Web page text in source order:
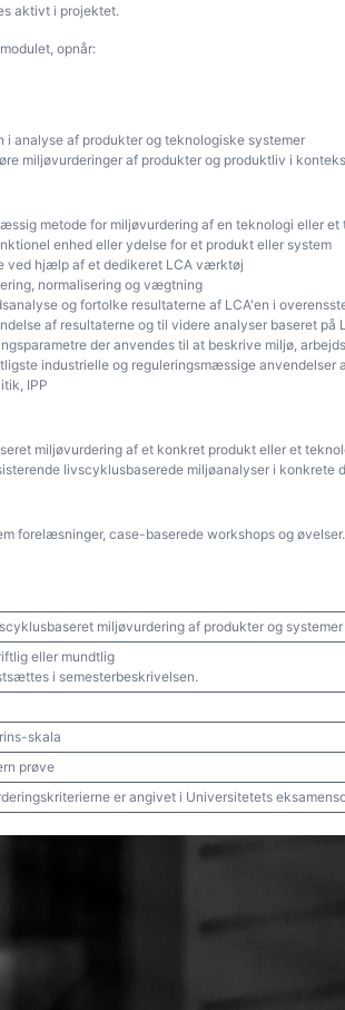
aktivt i projektet.
opnår:
i analyse af produkter og teknologiske systemer
miljøvurderinger af produkter og produktliv i
metode for miljøvurdering af en teknologi eller et
enhed eller ydelse for et produkt eller system
ved hjælp af et dedikeret LCA værktøj
normalisering og vægtning
og fortolke resultaterne af LCA'en i
af resultaterne og til videre analyser baseret på
der anvendes til at beskrive miljø,
industrielle og reguleringsmæssige anvendelser
IPP
miljøvurdering af et konkret produkt eller et
livscyklusbaserede miljøanalyser i konkrete
forelæsninger, case-baserede workshops og øvelser.
miljøvurdering af produkter og systemer
eller mundtlig
i semesterbeskrivelsen.
skala
prøve
er angivet i Universitetets